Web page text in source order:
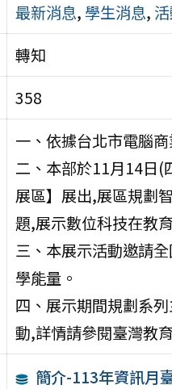
最新消息, 學生消息,
轉知
358
一、依據台北市電腦
二、本部於11月14日(
展區】展出,展區規劃
題,展示數位科技在教
三、本展示活動邀請
學能量。
四、展示期間規劃系
動,詳情請參閱臺灣教
簡介-113年資訊月